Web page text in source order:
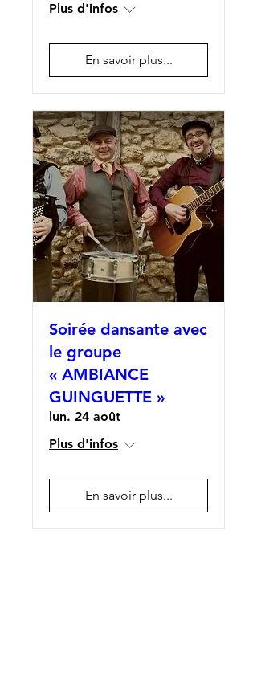
Plus d'infos
En savoir plus...
Soirée dansante avec
le groupe
« AMBIANCE
GUINGUETTE »
lun. 24 août
Plus d'infos
En savoir plus...